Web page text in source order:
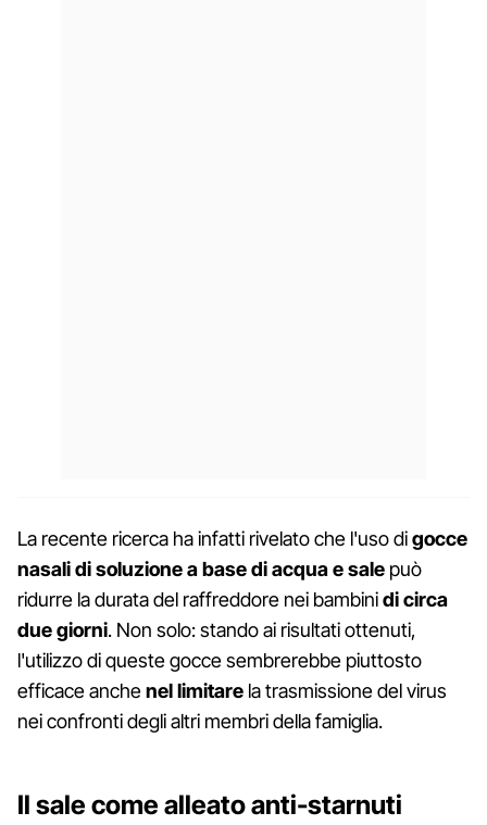
La recente ricerca ha infatti rivelato che l'uso digocce
nasali di soluzione a base di acqua e sale può
ridurre la durata del raffreddore nei bambinidi circa
due giorni. Non solo: stando ai risultati ottenuti,
l'utilizzo di queste gocce sembrerebbe piuttosto
efficace anchenel limitare la trasmissione del virus
nei confronti degli altri membri della famiglia.
Il sale come alleato anti-starnuti